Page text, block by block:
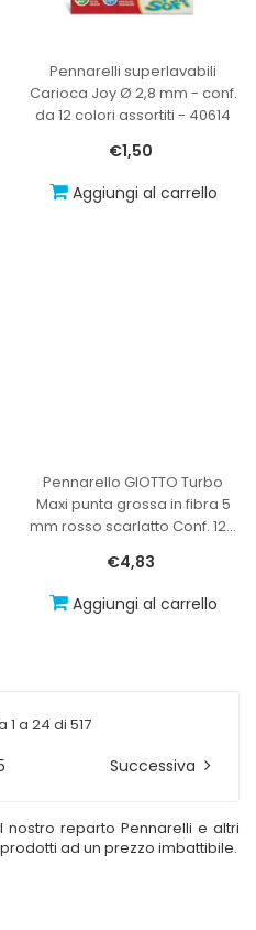
Pennarelli superlavabili
Carioca Joy Ø 2,8 mm - conf.
da 12 colori assortiti - 40614
€1,50
Aggiungi al carrello
Pennarello GIOTTO Turbo
Maxi punta grossa in fibra 5
mm rosso scarlatto Conf. 12…
€4,83
Aggiungi al carrello
a 24 di 517
Successiva
reparto Pennarelli e altri
ad un prezzo imbattibile.